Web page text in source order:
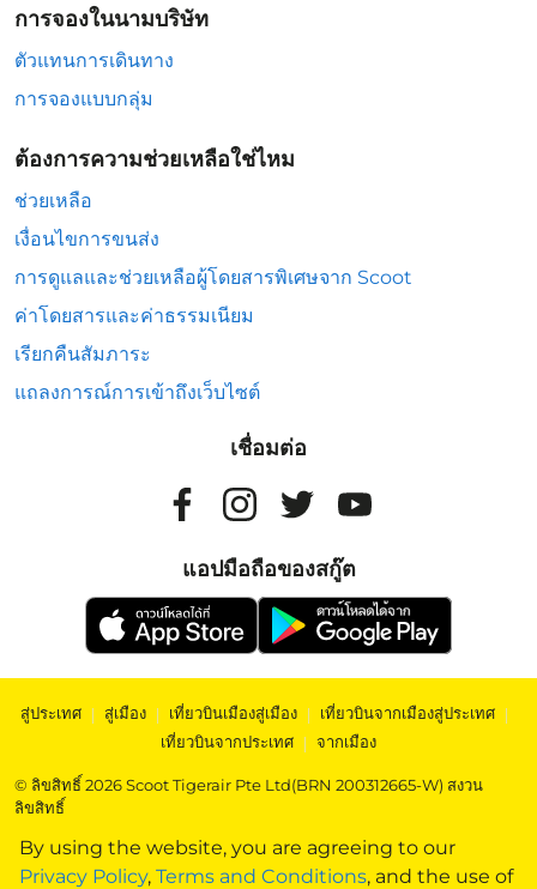
By using the website, you are agreeing to our
Privacy Policy, Terms and Conditions, and the use of
การจองในนามบริษัท
ตัวแทนการเดินทาง
การจองแบบกลุ่ม
ต้องการความช่วยเหลือใช่ไหม
ช่วยเหลือ
เงื่อนไขการขนส่ง
การดูแลและช่วยเหลือผู้โดยสารพิเศษจาก Scoot
ค่าโดยสารและค่าธรรมเนียม
เรียกคืนสัมภาระ
แถลงการณ์การเข้าถึงเว็บไซต์
เชื่อมต่อ
แอปมือถือของสกู๊ต
สู่ประเทศ | สู่เมือง | เที่ยวบินเมืองสู่เมือง | เที่ยวบินจากเมืองสู่ประเทศ |
เที่ยวบินจากประเทศ | จากเมือง
© ลิขสิทธิ์ 2026 Scoot Tigerair Pte Ltd(BRN 200312665-W) สงวน
ลิขสิทธิ์